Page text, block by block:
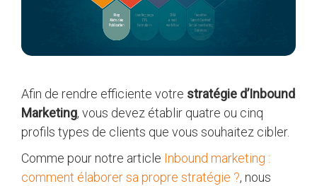
Afin de rendre efficiente votre stratégie d’Inbound
Marketing, vous devez établir quatre ou cinq
profils types de clients que vous souhaitez cibler.
Comme pour notre article Inbound marketing :
comment élaborer sa propre stratégie ?, nous